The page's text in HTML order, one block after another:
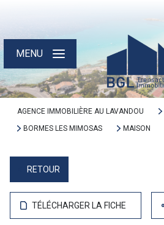
MENU
AGENCE IMMOBILIÈRE AU LAVANDOU
BORMES LES MIMOSAS
MAISON
RETOUR
TÉLÉCHARGER LA FICHE